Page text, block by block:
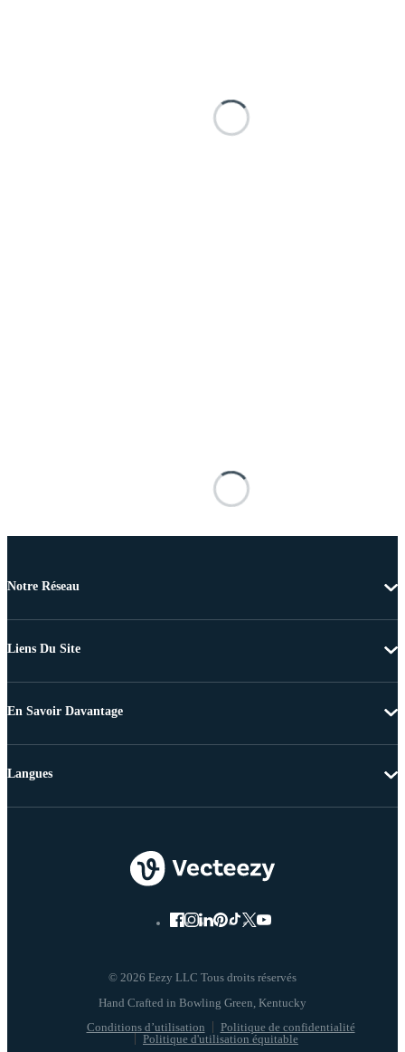
Notre Réseau
Liens Du Site
En Savoir Davantage
© 2026 Eezy LLC Tous droits réservés
Conditions d’utilisation
Politique de confidentialité
Politique d'utilisation équitable
Langues